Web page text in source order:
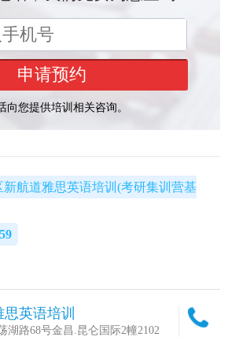
新航道雅思英语培训(考研集训营基
英语培训
湖路68号金昌.昆仑国际2幢2102